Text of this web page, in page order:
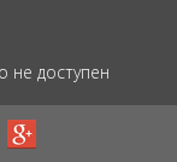
не доступен